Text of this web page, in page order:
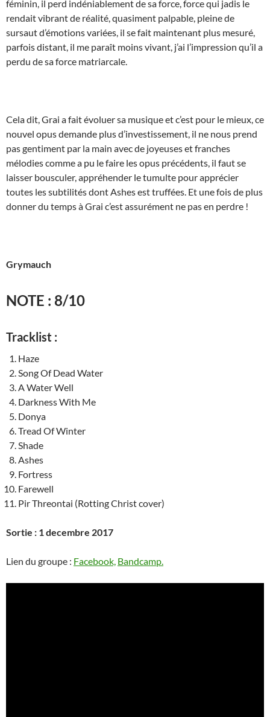
féminin, il perd indéniablement de sa force, force qui jadis le
rendait vibrant de réalité, quasiment palpable, pleine de
sursaut d’émotions variées, il se fait maintenant plus mesuré,
parfois distant, il me paraît moins vivant, j’ai l’impression qu’il a
perdu de sa force matriarcale.
Cela dit, Grai a fait évoluer sa musique et c’est pour le mieux, ce
nouvel opus demande plus d’investissement, il ne nous prend
pas gentiment par la main avec de joyeuses et franches
mélodies comme a pu le faire les opus précédents, il faut se
laisser bousculer, appréhender le tumulte pour apprécier
toutes les subtilités dont Ashes est truffées. Et une fois de plus
donner du temps à Grai c’est assurément ne pas en perdre !
Grymauch
NOTE : 8/10
Tracklist :
Haze
Song Of Dead Water
A Water Well
Darkness With Me
Donya
Tread Of Winter
Shade
Ashes
Fortress
Farewell
Pir Threontai (Rotting Christ cover)
Sortie : 1 decembre 2017
Lien du groupe : Facebook, Bandcamp.